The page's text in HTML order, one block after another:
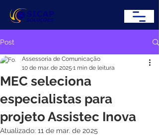
Post
MEC seleciona
especialistas para
projeto Assistec Inova
Assessoria de Comunicação
10 de mar. de 2025 1 min de leitura
Atualizado: 11 de mar. de 2025